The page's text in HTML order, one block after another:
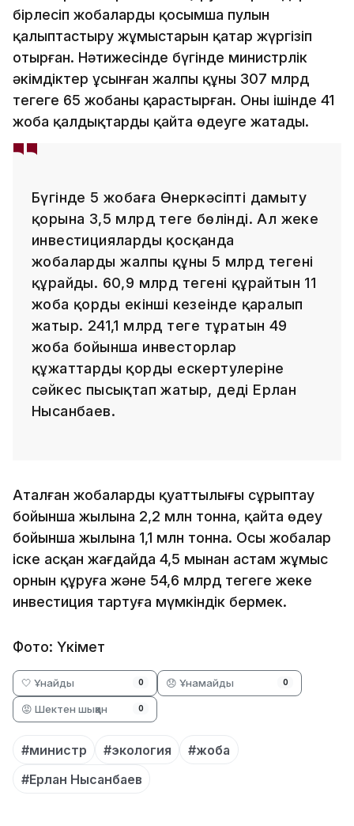
бірлесіп жобалардың қосымша пулын
қалыптастыру жұмыстарын қатар жүргізіп
отырған. Нәтижесінде бүгінде министрлік
әкімдіктер ұсынған жалпы құны 307 млрд
теңгеге 65 жобаны қарастырған. Оның ішінде 41
жоба қалдықтарды қайта өңдеуге жатады.
Бүгінде 5 жобаға Өнеркәсіпті дамыту
қорына 3,5 млрд теңге бөлінді. Ал жеке
инвестицияларды қосқанда
жобалардың жалпы құны 5 млрд теңгені
құрайды. 60,9 млрд теңгені құрайтын 11
жоба қордың екінші кезеңінде қаралып
жатыр. 241,1 млрд теңге тұратын 49
жоба бойынша инвесторлар
құжаттарды қордың ескертулеріне
сәйкес пысықтап жатыр, деді Ерлан
Нысанбаев.
Аталған жобалардың қуаттылығы сұрыптау
бойынша жылына 2,2 млн тонна, қайта өңдеу
бойынша жылына 1,1 млн тонна. Осы жобалар
іске асқан жағдайда 4,5 мыңнан астам жұмыс
орнын құруға және 54,6 млрд теңгеге жеке
инвестиция тартуға мүмкіндік бермек.
Фото: Үкімет
🤍 Ұнайды 0 😞 Ұнамайды 0
😡 Шектен шыққан 0
#министр #экология
#жоба
#Ерлан Нысанбаев